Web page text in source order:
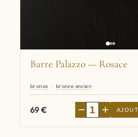
Barre Palazzo — Rosace
bronze bronze ancien
69€ − +